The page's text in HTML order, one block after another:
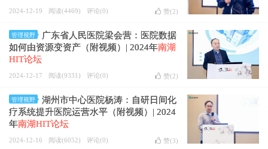
2024-12-19 阅读(4469) 评论(0) 赞(2)
管理视野
广东省人民医院梁会营：医院数据
如何由资源变资产（附视频）| 2024年南湖
HIT论坛
2024-12-17 阅读(9331) 评论(0) 赞(2)
管理视野
湖州市中心医院杨涛：自研日间化
疗系统提升医院运营水平（附视频）| 2024
年南湖HIT论坛
2024-12-16 阅读(6052) 评论(0) 赞(3)